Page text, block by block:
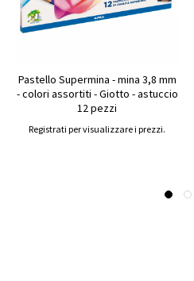
Pastello Supermina - mina 3,8 mm
- colori assortiti - Giotto - astuccio
12 pezzi
Registrati per visualizzare i prezzi.